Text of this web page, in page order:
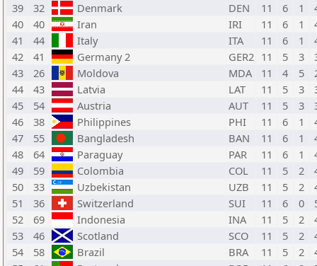
39
32 Denmark DEN 11 6 1
40
40 Iran IRI 11 6 1
41
44 Italy ITA 11 6 1
42
41 Germany 2 GER2 11 5 3
43
26 Moldova MDA 11 4 5
44
43 Latvia LAT 11 5 3
45
54 Austria AUT 11 5 3
46
38 Philippines PHI 11 6 1
47
55 Bangladesh BAN 11 6 1
48
64 Paraguay PAR 11 6 1
49
59 Colombia COL 11 5 2
50
33 Uzbekistan UZB 11 5 2
51
36 Switzerland SUI 11 6 0
52
69 Indonesia INA 11 5 2
53
46 Scotland SCO 11 5 2
54
58 Brazil BRA 11 5 2